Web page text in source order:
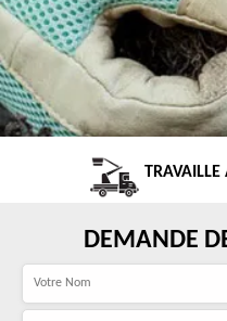
TRAVAILLE
DEMANDE